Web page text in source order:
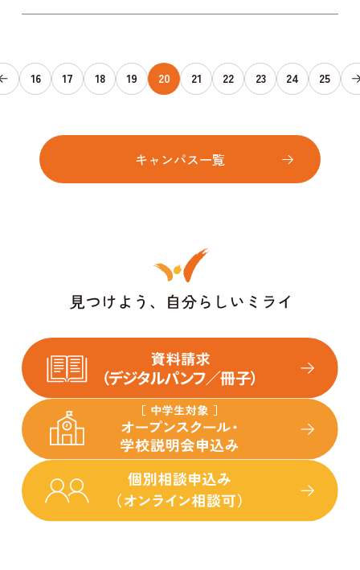
16 17 18 19 20 21 22 23 24 25
キャンパス一覧